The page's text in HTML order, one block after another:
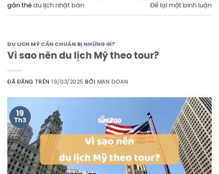
gắn thẻ du lịch nhật bản Để lại một bình luận
DU LỊCH MỸ CẦN CHUẨN BỊ NHỮNG GÌ?
Vì sao nên du lịch Mỹ theo tour?
ĐÃ ĐĂNG TRÊN19/03/2025 BỞI MAN DOAN
19
Th3